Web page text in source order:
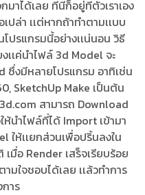
มาได้เลย ที่นี่ก็อยู่ที่ตัวเราเอง
ปล่า เเต่หากถ้าทำตามเเบบ
โปรแกรมนี้อย่างเเน่นอน วิธี
เเค่นำไฟล์ 3d Model จะ
ซึ่งมีหลายโปรแกรม อาทิเช่น
SketchUp Make เป็นต้น
สามารถ Download
ห้นำไฟล์ที่ได้ Import เข้ามา
ให้เเยกส่วนเพื่อปริ้นลงใน
มื่อ Render เสร็จเรียบร้อย
มใจชอบได้เลย เเล้วทำการ
าร